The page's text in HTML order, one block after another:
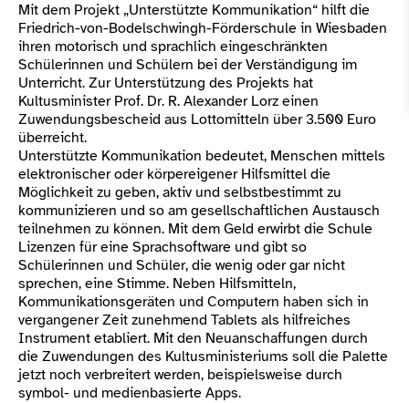
Mit dem Projekt „Unterstützte Kommunikation“ hilft die
Friedrich-von-Bodelschwingh-Förderschule in Wiesbaden
ihren motorisch und sprachlich eingeschränkten
Schülerinnen und Schülern bei der Verständigung im
Unterricht. Zur Unterstützung des Projekts hat
Kultusminister Prof. Dr. R. Alexander Lorz einen
Zuwendungsbescheid aus Lottomitteln über 3.500 Euro
überreicht.
Unterstützte Kommunikation bedeutet, Menschen mittels
elektronischer oder körpereigener Hilfsmittel die
Möglichkeit zu geben, aktiv und selbstbestimmt zu
kommunizieren und so am gesellschaftlichen Austausch
teilnehmen zu können. Mit dem Geld erwirbt die Schule
Lizenzen für eine Sprachsoftware und gibt so
Schülerinnen und Schüler, die wenig oder gar nicht
sprechen, eine Stimme. Neben Hilfsmitteln,
Kommunikationsgeräten und Computern haben sich in
vergangener Zeit zunehmend Tablets als hilfreiches
Instrument etabliert. Mit den Neuanschaffungen durch
die Zuwendungen des Kultusministeriums soll die Palette
jetzt noch verbreitert werden, beispielsweise durch
symbol- und medienbasierte Apps.